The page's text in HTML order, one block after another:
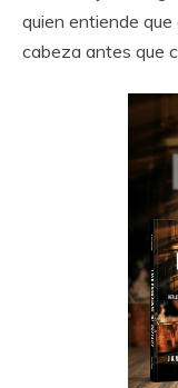
quien entiende
cabeza antes que